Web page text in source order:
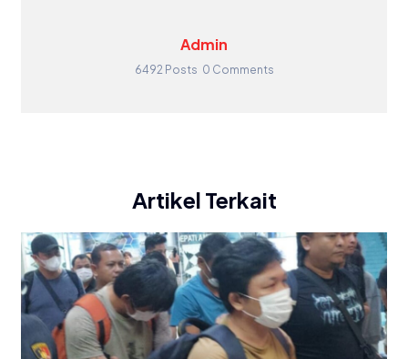
Admin
6492 Posts 0 Comments
Artikel Terkait